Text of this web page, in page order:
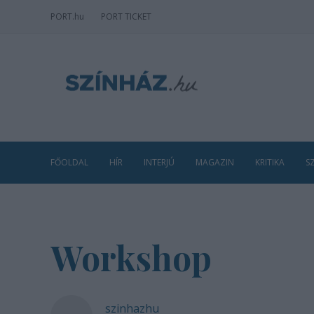
PORT.hu PORT TICKET
FŐOLDAL HÍR INTERJÚ MAGAZIN KRITIKA
Workshop
szinhazhu